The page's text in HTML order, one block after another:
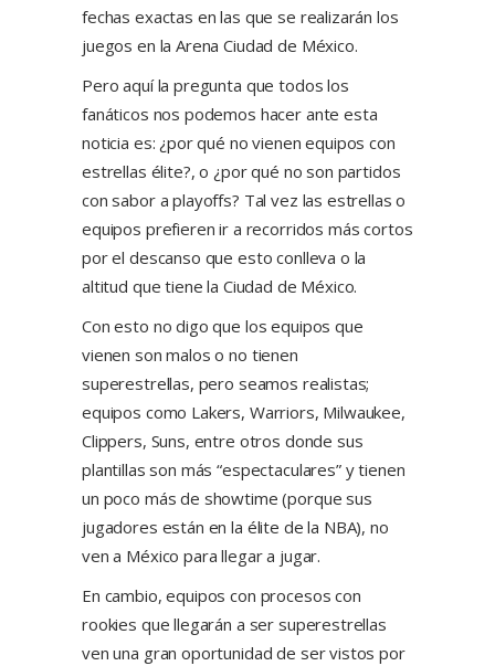
fechas exactas en las que se realizarán los
juegos en la Arena Ciudad de México.
Pero aquí la pregunta que todos los
fanáticos nos podemos hacer ante esta
noticia es: ¿por qué no vienen equipos con
estrellas élite?, o ¿por qué no son partidos
con sabor a playoffs? Tal vez las estrellas o
equipos prefieren ir a recorridos más cortos
por el descanso que esto conlleva o la
altitud que tiene la Ciudad de México.
Con esto no digo que los equipos que
vienen son malos o no tienen
superestrellas, pero seamos realistas;
equipos como Lakers, Warriors, Milwaukee,
Clippers, Suns, entre otros donde sus
plantillas son más “espectaculares” y tienen
un poco más de showtime (porque sus
jugadores están en la élite de la NBA), no
ven a México para llegar a jugar.
En cambio, equipos con procesos con
rookies que llegarán a ser superestrellas
ven una gran oportunidad de ser vistos por